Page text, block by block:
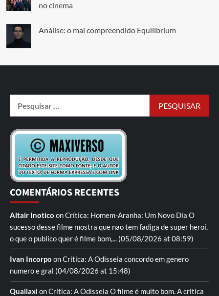
no cinema
Análise: o mal compreendido Equilibrium
COMENTÁRIOS RECENTES
Altair Inotico onCrítica: Homem-Aranha: Um Novo Dia O
sucesso desse filme mostra que nao tem fadiga de super heroi,
o que o publico quer é filme bom,... (05/08/2026 at 08:59)
Ivan Incorpo onCrítica: A Odisseia concordo em genero
numero e gral (04/08/2026 at 15:48)
QuailaxionCrítica: A Odisseia O filme é muito bom. A critica